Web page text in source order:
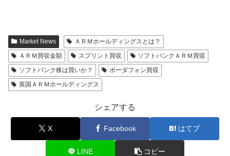
Market News
ＡＲＭホールディングスとは？
ＡＲＭ買収金額
スプリント買収
ソフトバンクＡＲＭ買収
ソフトバンク株は買いか？
ボーダフォン買収
英国ＡＲＭホールディングス
シェアする
X Facebook はてブ
LINE コピー